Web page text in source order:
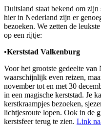
Duitsland staat bekend om
hier in Nederland zijn er
bezoeken. We zetten de
op een rijtje:
•Kerststad Valkenburg
Voor het grootste gedeelte
waarschijnlijk even reizen,
november tot en met 30
in een magische kerststad. Je
kerstkraampjes bezoeken,
lichtjesroute lopen. Ook in de
kerstsfeer terug te zien. Link